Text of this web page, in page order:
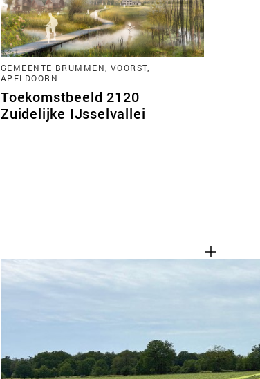
GEMEENTE BRUMMEN, VOORST,
APELDOORN
Toekomstbeeld 2120
Zuidelijke IJsselvallei